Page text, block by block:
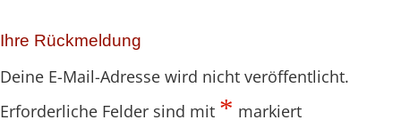
Ihre Rückmeldung
Deine E-Mail-Adresse wird nicht veröffentlicht.
Erforderliche Felder sind mit * markiert